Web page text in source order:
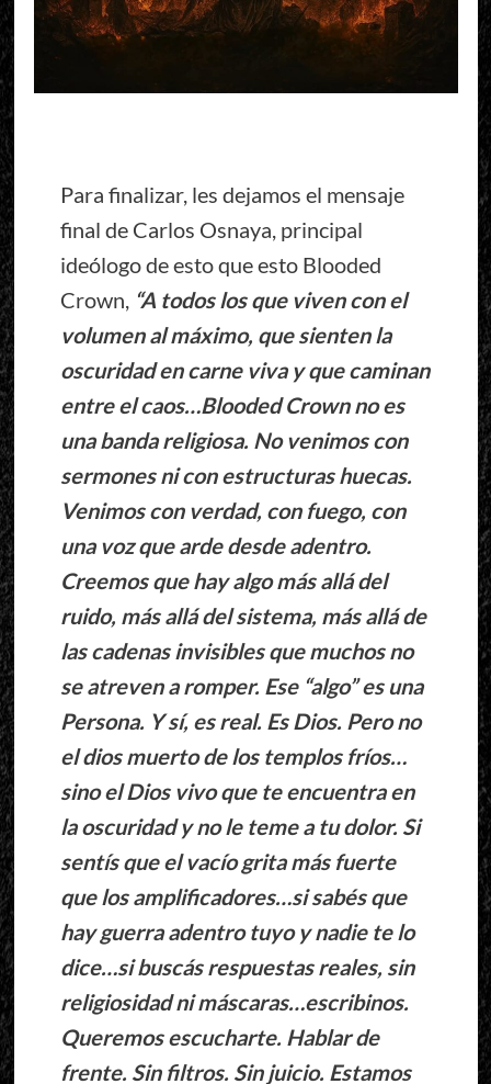
Para finalizar, les dejamos el mensaje
final de Carlos Osnaya, principal
ideólogo de esto que esto Blooded
Crown, “A todos los que viven con el
volumen al máximo, que sienten la
oscuridad en carne viva y que caminan
entre el caos…Blooded Crown no es
una banda religiosa. No venimos con
sermones ni con estructuras huecas.
Venimos con verdad, con fuego, con
una voz que arde desde adentro.
Creemos que hay algo más allá del
ruido, más allá del sistema, más allá de
las cadenas invisibles que muchos no
se atreven a romper. Ese “algo” es una
Persona. Y sí, es real. Es Dios. Pero no
el dios muerto de los templos fríos…
sino el Dios vivo que te encuentra en
la oscuridad y no le teme a tu dolor. Si
sentís que el vacío grita más fuerte
que los amplificadores…si sabés que
hay guerra adentro tuyo y nadie te lo
dice…si buscás respuestas reales, sin
religiosidad ni máscaras…escribinos.
Queremos escucharte. Hablar de
frente. Sin filtros. Sin juicio. Estamos